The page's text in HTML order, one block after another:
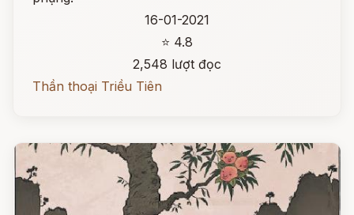
16-01-2021
⭐ 4.8
2,548 lượt đọc
Thần thoại Triều Tiên